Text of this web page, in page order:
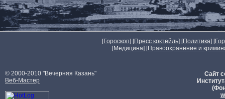
[Гороскоп] [Пресс коктейль] [Политика] [
[Медицина] [Правоохранение и
© 2000-2010 "Вечерняя Казань"
Веб-Мастер
Сайт